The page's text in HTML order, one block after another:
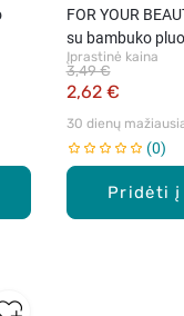
Pridėti į
FOR YOUR
su bambuko
Įprastinė kaina
2,62 €
3,49 €
30 dienų
0